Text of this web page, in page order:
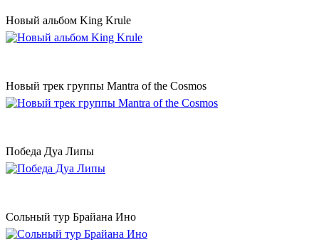
Новый альбом King Krule
Новый трек группы Mantra of the Cosmos
Победа Дуа Липы
Сольный тур Брайана Ино